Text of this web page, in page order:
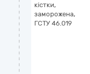
кістки,
заморожена,
ГСТУ 46.019